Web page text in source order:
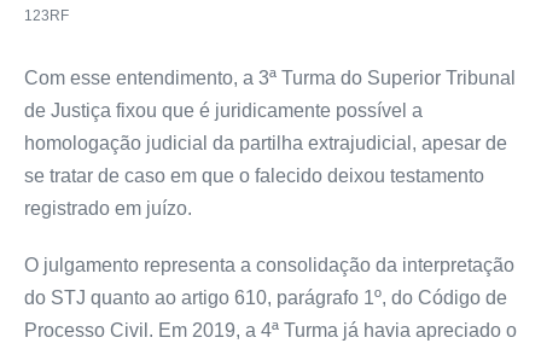
123RF
Com esse entendimento, a 3ª Turma do Superior Tribunal
de Justiça fixou que é juridicamente possível a
homologação judicial da partilha extrajudicial, apesar de
se tratar de caso em que o falecido deixou testamento
registrado em juízo.
O julgamento representa a consolidação da interpretação
do STJ quanto ao artigo 610, parágrafo 1º, do Código de
Processo Civil. Em 2019, a 4ª Turma já havia apreciado o